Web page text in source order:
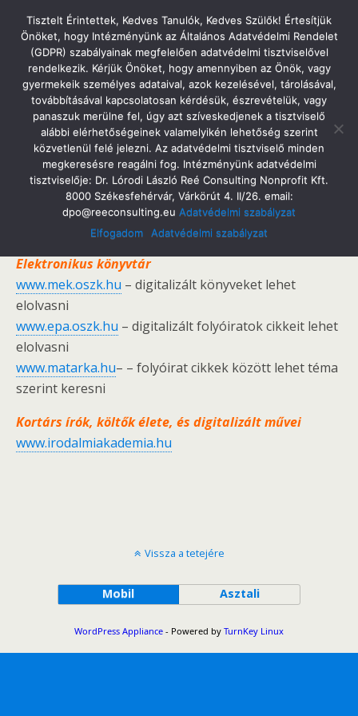
Tatabányai Árpád Gimnázium
Linkajánló
Linkajánló
József Attila Megyei Könyvtár
www.jamk.hu
Elektronikus könyvtár
www.mek.oszk.hu – digitalizált könyveket lehet
elolvasni
www.epa.oszk.hu – digitalizált folyóiratok cikkeit lehet
elolvasni
www.matarka.hu– – folyóirat cikkek között lehet téma
szerint keresni
Kortárs írók, költők élete, és digitalizált művei
www.irodalmiakademia.hu
Vissza a tetejére
Mobil Asztali
Tisztelt Érintettek, Kedves Tanulók, Kedves Szülők! Értesítjük
Önöket, hogy Intézményünk az Általános Adatvédelmi Rendelet
(GDPR) szabályainak megfelelően adatvédelmi tisztviselővel
rendelkezik. Kérjük Önöket, hogy amennyiben az Önök, vagy
gyermekeik személyes adataival, azok kezelésével, tárolásával,
továbbításával kapcsolatosan kérdésük, észrevételük, vagy
panaszuk merülne fel, úgy azt szíveskedjenek a tisztviselő
alábbi elérhetőségeinek valamelyikén lehetőség szerint
közvetlenül felé jelezni. Az adatvédelmi tisztviselő minden
megkeresésre reagálni fog. Intézményünk adatvédelmi
tisztviselője: Dr. Lórodi László Reé Consulting Nonprofit Kft.
8000 Székesfehérvár, Várkörút 4. II/26. email:
dpo@reeconsulting.eu Adatvédelmi szabályzat
Elfogadom
Adatvédelmi szabályzat
WordPress Appliance - Powered by TurnKey Linux